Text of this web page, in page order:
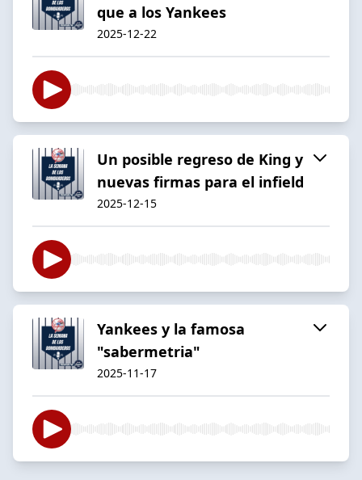
que a los Yankees
2025-12-22
Un posible regreso de King y
nuevas firmas para el infield
2025-12-15
Yankees y la famosa
"sabermetria"
2025-11-17